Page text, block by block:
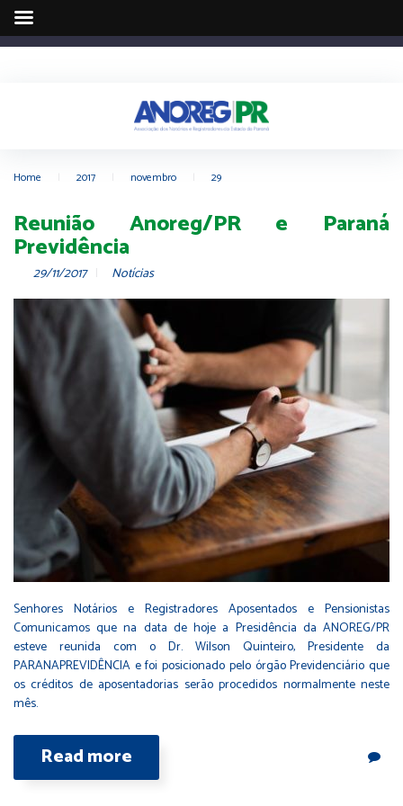
Home 2017 novembro 29
Reunião Anoreg/PR e Paraná
Previdência
29/11/2017 Notícias
Senhores Notários e Registradores Aposentados e Pensionistas
Comunicamos que na data de hoje a Presidência da ANOREG/PR
esteve reunida com o Dr. Wilson Quinteiro, Presidente da
PARANAPREVIDÊNCIA e foi posicionado pelo órgão Previdenciário que
os créditos de aposentadorias serão procedidos normalmente neste
mês.
Read more